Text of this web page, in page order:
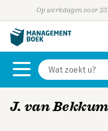
Op werkdagen voor
J. van Bekkum